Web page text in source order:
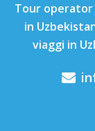
Tour operator
in
viaggi in